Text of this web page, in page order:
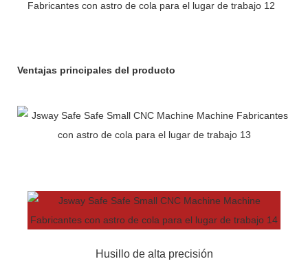
Ventajas principales del producto
Husillo de alta precisión